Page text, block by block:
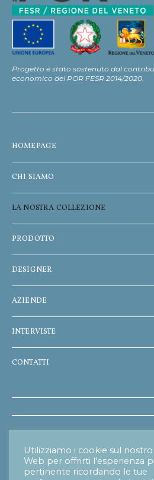
Progetto è stato sostenuto dal
economico del POR FESR 2014/2020.
HOMEPAGE
CHI SIAMO
LA NOSTRA COLLEZIONE
PRODOTTO
DESIGNER
AZIENDE
INTERVISTE
CONTATTI
Informativa Privacy
Utilizziamo i cookie sul
Web per offrirti l'esperienza
pertinente ricordando le tue